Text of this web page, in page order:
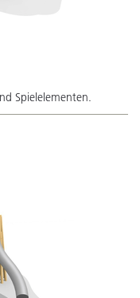
Spielelementen.